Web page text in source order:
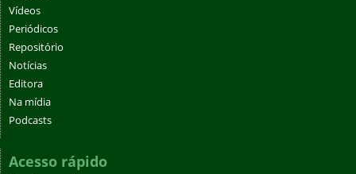
Vídeos
Periódicos
Repositório
Notícias
Editora
Na mídia
Podcasts
Acesso rápido